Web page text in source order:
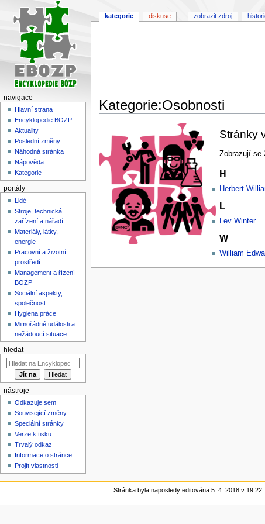
Kategorie:Osobnosti
navigaci
vyhledávání
Stránky
Zobrazují se
H
Herbert
L
Lev Winter
W
William
kategorie diskuse zobrazit zdroj
navigace
Hlavní strana
Encyklopedie BOZP
Aktuality
Poslední změny
Náhodná stránka
Nápověda
Kategorie
portály
Lidé
Stroje, technická
zařízení a nářadí
Materiály, látky,
energie
Pracovní a životní
prostředí
Management a řízení
BOZP
Sociální aspekty,
společnost
Hygiena práce
Mimořádné události a
nežádoucí situace
hledat
nástroje
Odkazuje sem
Související změny
Speciální stránky
Verze k tisku
Trvalý odkaz
Informace o stránce
Projít vlastnosti
Stránka byla naposledy editována 5. 4. 2018 v 19:22.